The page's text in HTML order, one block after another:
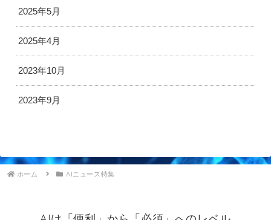
2025年5月
2025年4月
2023年10月
2023年9月
ホーム AIニュース特集